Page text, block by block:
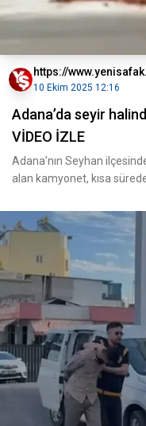
https://
10 Ekim 2025 12:16
Adana’da seyir
VİDEO İZLE
Adana’nın Seyhan
alan kamyonet, kısa